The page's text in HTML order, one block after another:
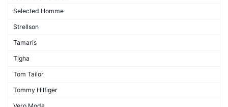
Selected Homme
Strellson
Tamaris
Tigha
Tom Tailor
Tommy Hilfiger